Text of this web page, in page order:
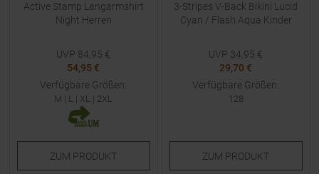
Active Stamp Langarmshirt
Night Herren
UVP 84,95 €
54,95 €
Verfügbare Größen:
M | L | XL | 2XL
ZUM PRODUKT
3-Stripes V-Back Bikini Lucid
Cyan / Flash Aqua Kinder
UVP 34,95 €
29,70 €
Verfügbare Größen:
128
ZUM PRODUKT